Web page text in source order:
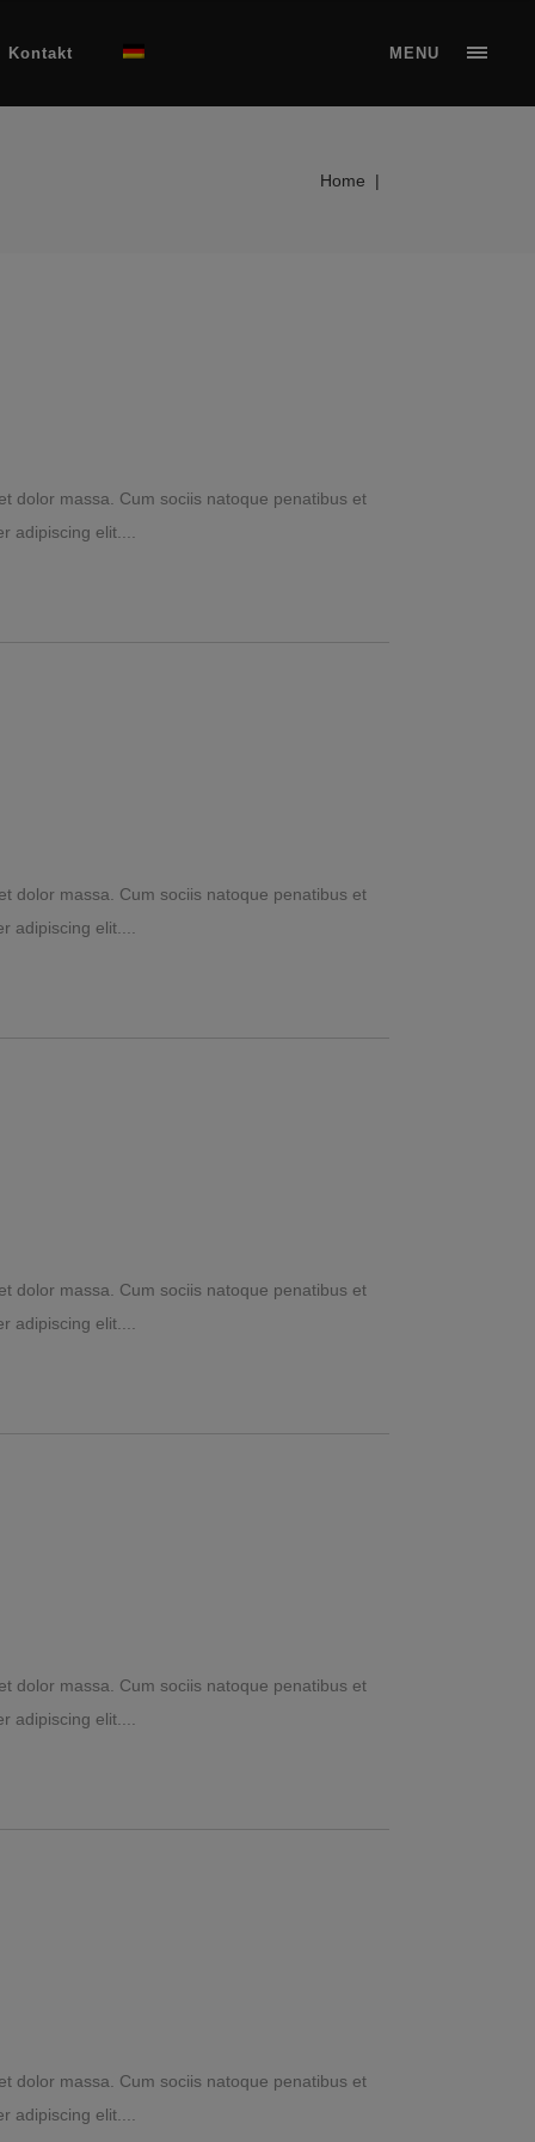
Kontakt MENU
Home |
dolor massa. Cum sociis natoque penatibus et
adipiscing elit.
dolor massa. Cum sociis natoque penatibus et
adipiscing elit.
dolor massa. Cum sociis natoque penatibus et
adipiscing elit.
dolor massa. Cum sociis natoque penatibus et
adipiscing elit.
dolor massa. Cum sociis natoque penatibus et
adipiscing elit.